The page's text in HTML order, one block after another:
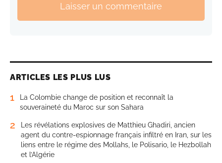
Laisser un commentaire
ARTICLES LES PLUS LUS
1
La Colombie change de position et reconnaît la
souveraineté du Maroc sur son Sahara
2
Les révélations explosives de Matthieu Ghadiri, ancien
agent du contre-espionnage français infiltré en Iran, sur les
liens entre le régime des Mollahs, le Polisario, le Hezbollah
et l’Algérie